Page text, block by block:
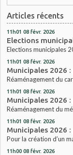
Articles récents
11h01 08 févr. 2026
Elections
Elections municipales
11h01 08 févr. 2026
Municipales 2026
Réaménagement du
11h01 08 févr. 2026
Municipales 2026
Réaménagement du
11h01 08 févr. 2026
Municipales 2026
Pour la création d’un
11h00 08 févr. 2026